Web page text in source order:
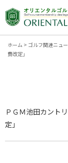
ホーム > ゴルフ関連ニュ
費改定」
ＰＧＭ池田カント
定」